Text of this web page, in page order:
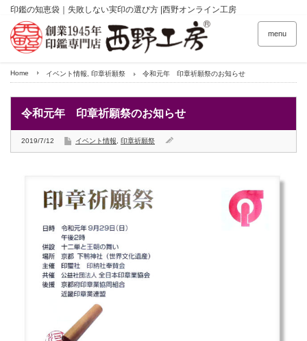
印鑑の知恵袋｜失敗しない実印の選び方 |西野オンライン工房
menu
Home イベント情報 印章祈願祭 令和元年 印章祈願祭のお知らせ
令和元年 印章祈願祭のお知らせ
2019/7/12 イベント情報 印章祈願祭